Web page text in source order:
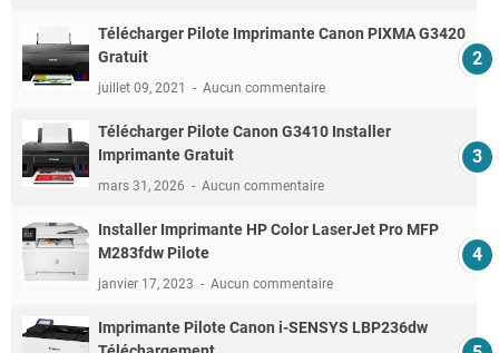
Télécharger Pilote Imprimante Canon PIXMA G3420
Gratuit
juillet 09, 2021 Aucun commentaire
Télécharger Pilote Canon G3410 Installer
Imprimante Gratuit
mars 31, 2026 Aucun commentaire
Installer Imprimante HP Color LaserJet Pro MFP
M283fdw Pilote
janvier 17, 2023 Aucun commentaire
Imprimante Pilote Canon i-SENSYS LBP236dw